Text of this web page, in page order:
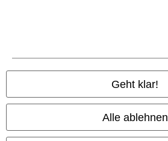
Geht klar!
Alle ablehnen
EMP Online Shops
EMP International